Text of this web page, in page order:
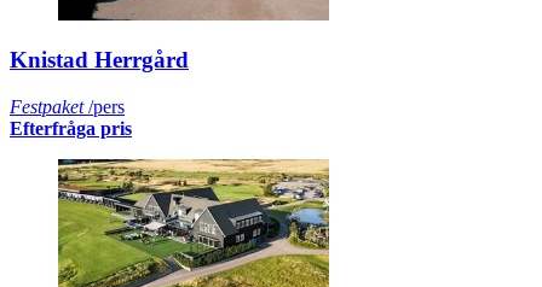
Knistad Herrgård
Festpaket/pers
Efterfråga pris